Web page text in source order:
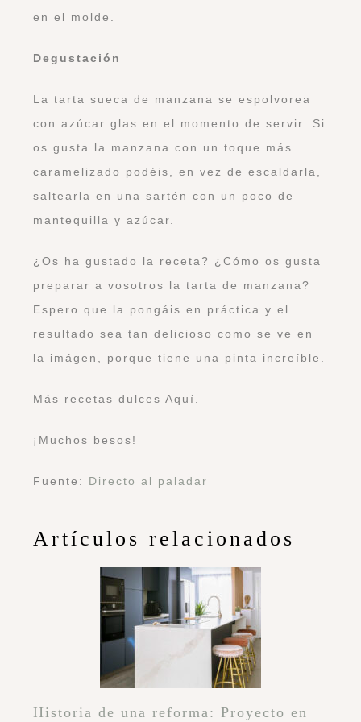
en el molde.
Degustación
La tarta sueca de manzana se espolvorea
con azúcar glas en el momento de servir. Si
os gusta la manzana con un toque más
caramelizado podéis, en vez de escaldarla,
saltearla en una sartén con un poco de
mantequilla y azúcar.
¿Os ha gustado la receta? ¿Cómo os gusta
preparar a vosotros la tarta de manzana?
Espero que la pongáis en práctica y el
resultado sea tan delicioso como se ve en
la imágen, porque tiene una pinta increíble.
Más recetas dulces Aquí
¡Muchos besos!
Fuente: Directo al paladar
Artículos relacionados
Historia de una reforma: Proyecto en